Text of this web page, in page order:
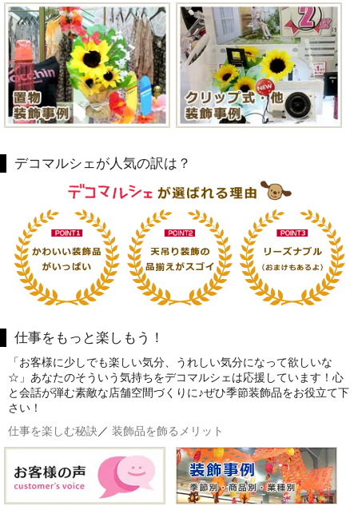
デコマルシェが人気の訳は？
仕事をもっと楽しもう！
「お客様に少しでも楽しい気分、うれしい気分になって欲しいな
☆」あなたのそういう気持ちをデコマルシェは応援しています！心
と会話が弾む素敵な店舗空間づくりに♪ぜひ季節装飾品をお役立て下
さい！
仕事を楽しむ秘訣／ 装飾品を飾るメリット